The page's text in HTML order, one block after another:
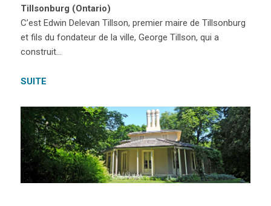
Tillsonburg (Ontario)
C’est Edwin Delevan Tillson, premier maire de Tillsonburg
et fils du fondateur de la ville, George Tillson, qui a
construit…
SUITE